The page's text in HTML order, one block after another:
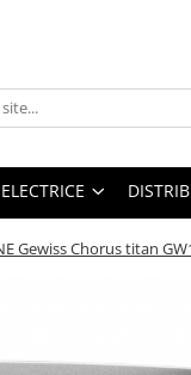
Gewiss Chorus titan